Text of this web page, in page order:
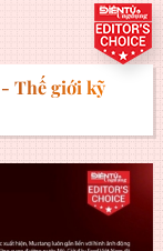
Thế giới kỹ